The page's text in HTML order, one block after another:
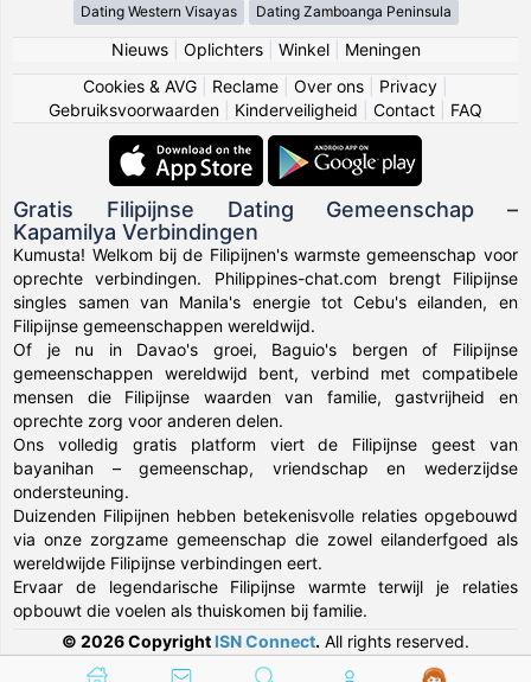
Dating Western Visayas Dating Zamboanga Peninsula
Nieuws| Oplichters| Winkel| Meningen
Cookies & AVG
Reclame Over ons Privacy
Gebruiksvoorwaarden
Kinderveiligheid Contact FAQ
Gratis Filipijnse Dating Gemeenschap –
Kapamilya Verbindingen
Kumusta! Welkom bij de Filipijnen's warmste gemeenschap voor
oprechte verbindingen. Philippines-chat.com brengt Filipijnse
singles samen van Manila's energie tot Cebu's eilanden, en
Filipijnse gemeenschappen wereldwijd.
Of je nu in Davao's groei, Baguio's bergen of Filipijnse
gemeenschappen wereldwijd bent, verbind met compatibele
mensen die Filipijnse waarden van familie, gastvrijheid en
oprechte zorg voor anderen delen.
Ons volledig gratis platform viert de Filipijnse geest van
bayanihan – gemeenschap, vriendschap en wederzijdse
ondersteuning.
Duizenden Filipijnen hebben betekenisvolle relaties opgebouwd
via onze zorgzame gemeenschap die zowel eilanderfgoed als
wereldwijde Filipijnse verbindingen eert.
Ervaar de legendarische Filipijnse warmte terwijl je relaties
opbouwt die voelen als thuiskomen bij familie.
© 2026 Copyright ISN Connect. All rights reserved.